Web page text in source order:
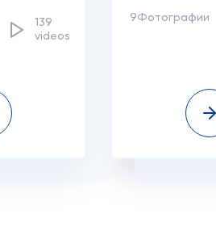
139
videos
9Фотографии